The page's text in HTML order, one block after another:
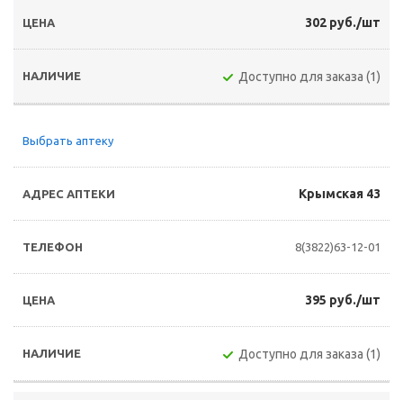
302 руб./шт
Доступно для заказа (1)
Выбрать аптеку
Крымская 43
8(3822)63-12-01
395 руб./шт
Доступно для заказа (1)